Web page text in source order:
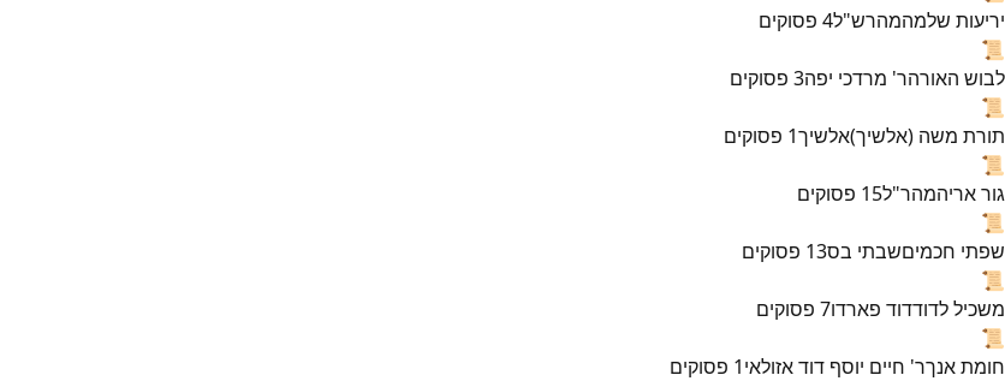
יריעות שלמהמהרש"ל4 פסוקים
📜
לבוש האורהר' מרדכי יפה3 פסוקים
📜
תורת משה (אלשיך)אלשיך1 פסוקים
📜
גור אריהמהר"ל15 פסוקים
📜
שפתי חכמיםשבתי בס13 פסוקים
📜
משכיל לדודדוד פארדו7 פסוקים
📜
חומת אנךר' חיים יוסף דוד אזולאי1 פסוקים